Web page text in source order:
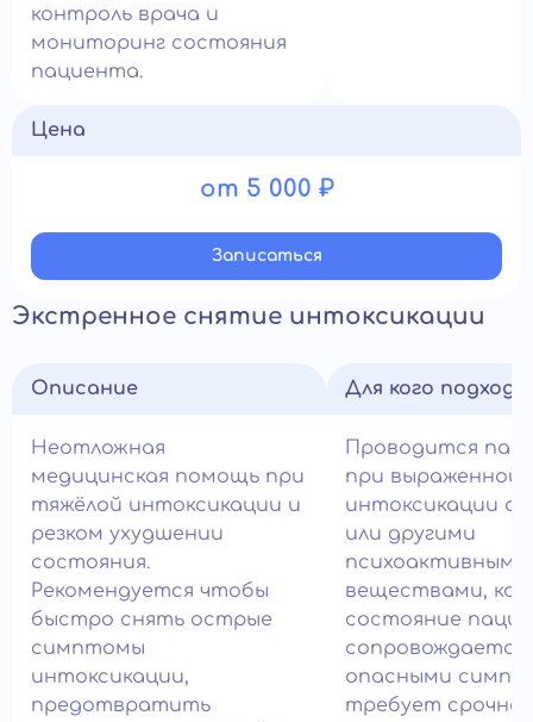
контроль врача и
мониторинг состояния
пациента.
Цена
от 5 000 ₽
Записатьcя
Экстренное снятие интоксикации
Описание
Неотложная
медицинская помощь при
тяжёлой интоксикации и
резком ухудшении
состояния.
Рекомендуется чтобы
быстро снять острые
симптомы
интоксикации,
предотвратить
Для кого
Проводится
при выраженной
интоксикации
или другими
психоактивными
веществами,
состояние
сопровождается
опасными
требует